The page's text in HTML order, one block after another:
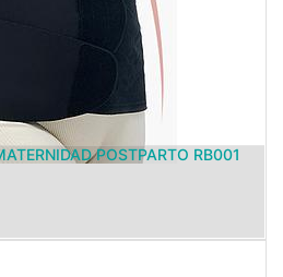
POSTPARTO RB001